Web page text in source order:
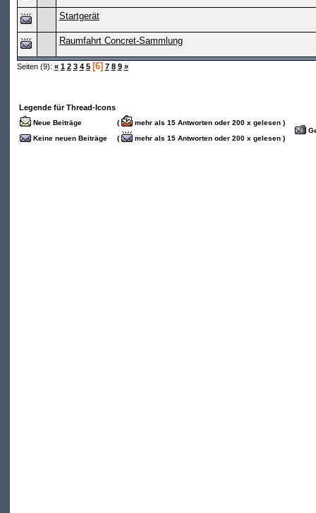
Startgerät
Raumfahrt Concret-Sammlung
Seiten (9): « 1 2 3 4 5 [6] 7 8 9 »
Legende für Thread-Icons
Neue Beiträge (
mehr als 15 Antworten oder 200 x gelesen )
Keine neuen Beiträge
( mehr als 15 Antworten oder 200 x gelesen )